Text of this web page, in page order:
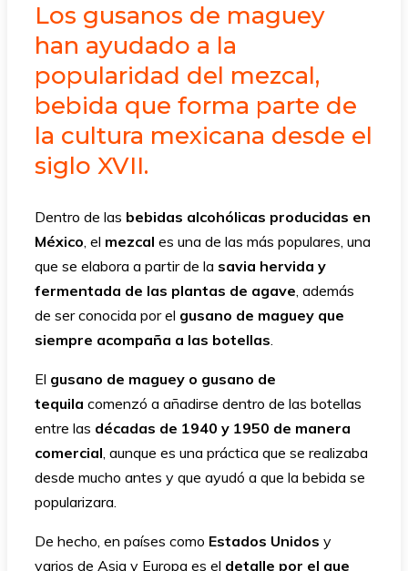
Los gusanos de maguey
han ayudado a la
popularidad del mezcal,
bebida que forma parte de
la cultura mexicana desde el
siglo XVII.
Dentro de las bebidas alcohólicas producidas en
México, el mezcal es una de las más populares, una
que se elabora a partir de la savia hervida y
fermentada de las plantas de agave, además
de ser conocida por el gusano de maguey que
siempre acompaña a las botellas.
El gusano de maguey o gusano de
tequila comenzó a añadirse dentro de las botellas
entre las décadas de 1940 y 1950 de manera
comercial, aunque es una práctica que se realizaba
desde mucho antes y que ayudó a que la bebida se
popularizara.
De hecho, en países como Estados Unidos y
varios de Asia y Europa es el detalle por el que